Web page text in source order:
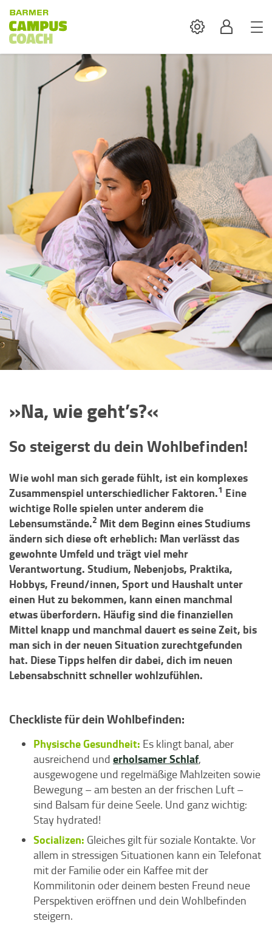
SettingsProfil
»Na, wie geht’s?«
So steigerst du dein Wohlbefinden!
Wie wohl man sich gerade fühlt, ist ein komplexes
Zusammenspiel unterschiedlicher Faktoren.1 Eine
wichtige Rolle spielen unter anderem die
Lebensumstände.2 Mit dem Beginn eines Studiums
ändern sich diese oft erheblich: Man verlässt das
gewohnte Umfeld und trägt viel mehr
Verantwortung. Studium, Nebenjobs, Praktika,
Hobbys, Freund/innen, Sport und Haushalt unter
einen Hut zu bekommen, kann einen manchmal
etwas überfordern. Häufig sind die finanziellen
Mittel knapp und manchmal dauert es seine Zeit, bis
man sich in der neuen Situation zurechtgefunden
hat. Diese Tipps helfen dir dabei, dich im neuen
Lebensabschnitt schneller wohlzufühlen.
Checkliste für dein Wohlbefinden:
Physische Gesundheit: Es klingt banal, aber
ausreichend und erholsamer Schlaf,
ausgewogene und regelmäßige Mahlzeiten sowie
Bewegung – am besten an der frischen Luft –
sind Balsam für deine Seele. Und ganz wichtig:
Stay hydrated!
Socializen: Gleiches gilt für soziale Kontakte. Vor
allem in stressigen Situationen kann ein Telefonat
mit der Familie oder ein Kaffee mit der
Kommilitonin oder deinem besten Freund neue
Perspektiven eröffnen und dein Wohlbefinden
steigern.